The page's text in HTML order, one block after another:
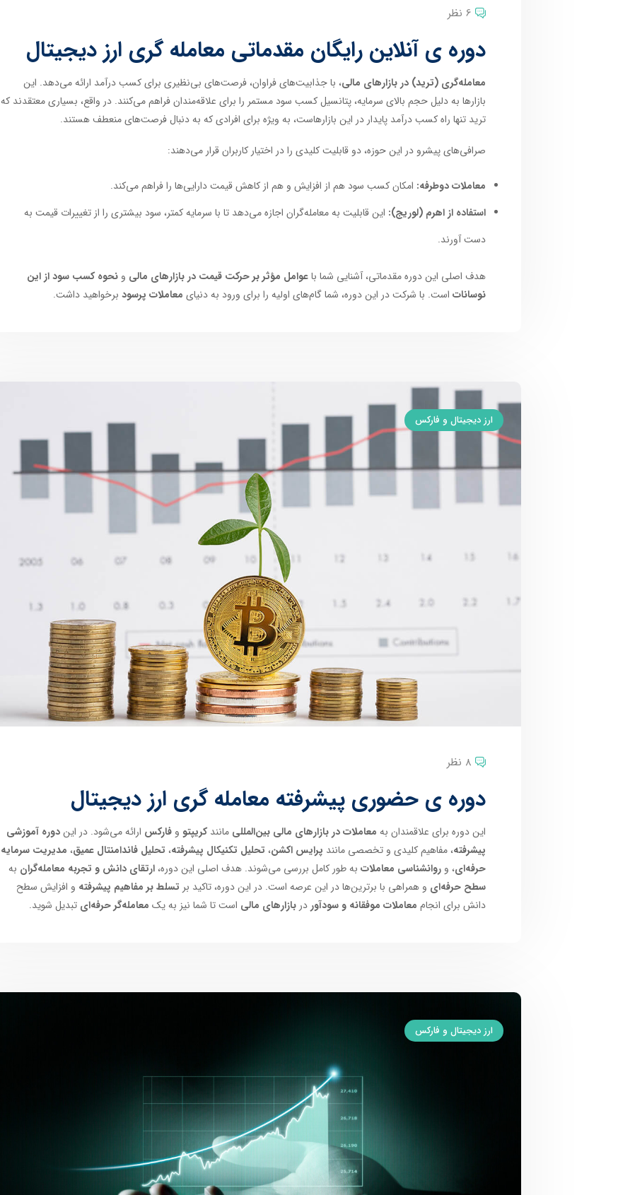
6 نظر
دوره ی آنلاین رایگان مقدماتی معامله گری ارز دیجیتال
معامله‌گری (ترید) در بازارهای مالی، با جذابیت‌های فراوان، فرصت‌های بی‌نظیری برای کسب درآمد ارائه می‌دهد. این
بازارها به دلیل حجم بالای سرمایه، پتانسیل کسب سود مستمر را برای علاقه‌مندان فراهم می‌کنند. در واقع، بسیاری معتقدند که
ترید تنها راه کسب درآمد پایدار در این بازارهاست، به ویژه برای افرادی که به دنبال فرصت‌های منعطف هستند.
صرافی‌های پیشرو در این حوزه، دو قابلیت کلیدی را در اختیار کاربران قرار می‌دهند:
معاملات دوطرفه: امکان کسب سود هم از افزایش و هم از کاهش قیمت دارایی‌ها را فراهم می‌کند.
استفاده از اهرم (لوریج): این قابلیت به معامله‌گران اجازه می‌دهد تا با سرمایه کمتر، سود بیشتری را از تغییرات قیمت به
دست آورند.
هدف اصلی این دوره مقدماتی، آشنایی شما باعوامل مؤثر بر حرکت قیمت در بازارهای مالی و نحوه کسب سود از این
نوسانات است. با شرکت در این دوره، شما گام‌های اولیه را برای ورود به دنیای معاملات پرسود برخواهید داشت.
ارز دیجیتال و فارکس
8 نظر
دوره ی حضوری پیشرفته معامله گری ارز دیجیتال
این دوره برای علاقمندان به معاملات در بازارهای مالی بین‌المللی مانندکریپتو و فارکس ارائه می‌شود. در ایندوره آموزشی
پیشرفته، مفاهیم کلیدی و تخصصی مانند پرایس اکشن، تحلیل تکنیکال پیشرفته، تحلیل فاندامنتال عمیق، مدیریت سرمایه
حرفه‌ای، و روانشناسی معاملات به طور کامل بررسی می‌شوند. هدف اصلی این دوره، ارتقای دانش و تجربه معامله‌گران به
سطح حرفه‌ای و همراهی با برترین‌ها در این عرصه است. در این دوره، تاکید بر تسلط بر مفاهیم پیشرفته و افزایش سطح
دانش برای انجام معاملات موفقانه و سودآور در بازارهای مالی است تا شما نیز به یک معامله‌گر حرفه‌ای تبدیل شوید.
ارز دیجیتال و فارکس